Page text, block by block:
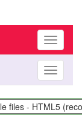
Toggle
Toggle